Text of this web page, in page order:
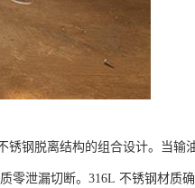
钢脱离结构的组合设计。当输
零泄漏切断。316L 不锈钢材质